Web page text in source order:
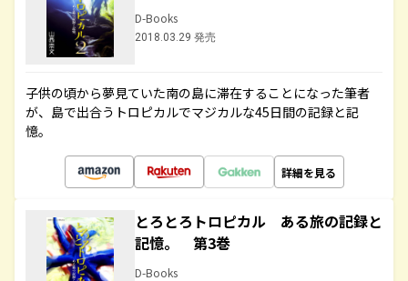
D-Books
2018.03.29 発売
子供の頃から夢見ていた南の島に滞在することになった筆者
が、島で出合うトロピカルでマジカルな45日間の記録と記
憶。
詳細を見る
とろとろトロピカル ある旅の記録と
記憶。 第3巻
D-Books